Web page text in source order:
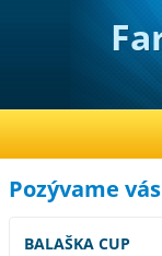
Pozývame vás
BALAŠKA CUP